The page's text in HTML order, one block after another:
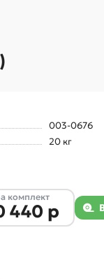
003-0676
20 кг
комплект
440 р